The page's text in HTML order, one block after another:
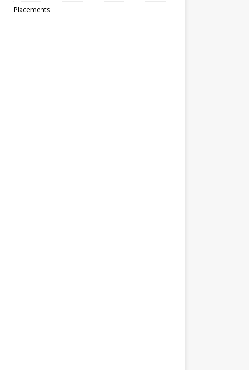
Placements